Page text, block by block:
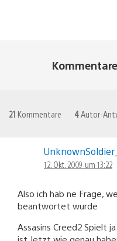
21 Kommentare 4 Autor-
UnknownSoldier__
12. Okt. 2009 um 13:22
Also ich hab ne Frage,
beantwortet wurde
Assasins Creed2 Spielt
ist Jetzt wie genau